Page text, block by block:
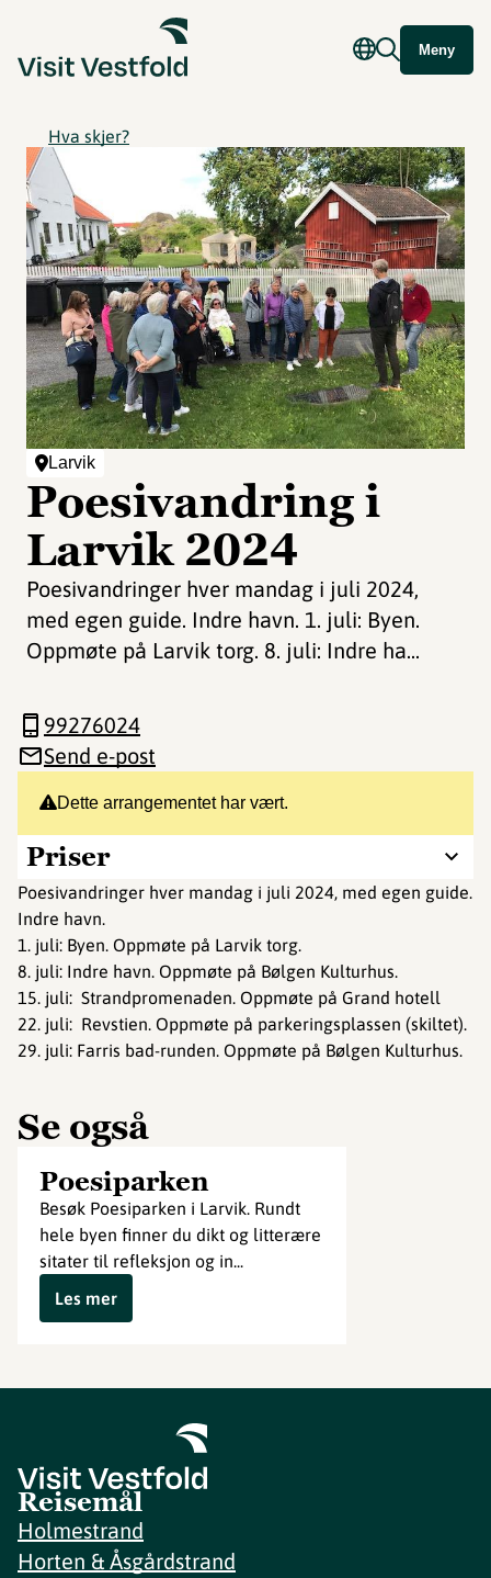
Meny
Hva skjer?
Larvik
Poesivandring i
Larvik 2024
Poesivandringer hver mandag i juli 2024,
med egen guide. Indre havn. 1. juli: Byen.
Oppmøte på Larvik torg. 8. juli: Indre ha...
Dette arrangementet har vært.
Priser
Poesivandringer hver mandag i juli 2024, med egen guide.
Indre havn.
1. juli: Byen. Oppmøte på Larvik torg.
8. juli: Indre havn. Oppmøte på Bølgen Kulturhus.
15. juli: Strandpromenaden. Oppmøte på Grand hotell
22. juli: Revstien. Oppmøte på parkeringsplassen (skiltet).
29. juli: Farris bad-runden. Oppmøte på Bølgen Kulturhus.
99276024
Send e-post
Se også
Poesiparken
Besøk Poesiparken i Larvik. Rundt
hele byen finner du dikt og litterære
sitater til refleksjon og in...
Les mer
Reisemål
Holmestrand
Horten & Åsgårdstrand